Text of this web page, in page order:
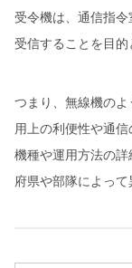
受令機は、通信指
受信することを目的
つまり、無線機の
用上の利便性や通
機種や運用方法の
府県や部隊によって